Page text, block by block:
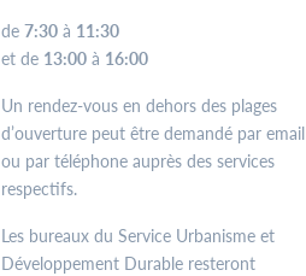
de 7:30 à 11:30
et de 13:00 à 16:00
Un rendez-vous en dehors des plages
d’ouverture peut être demandé par email
ou par téléphone auprès des services
respectifs.
Les bureaux du Service Urbanisme et
Développement Durable resteront